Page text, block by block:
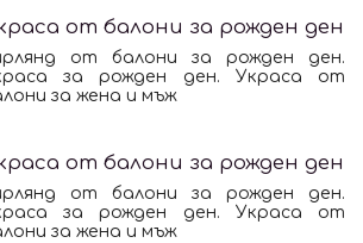
от балони за рожден ден
от балони за рожден ден.
за рожден ден. Украса от
за жена и мъж
от балони за рожден ден
от балони за рожден ден.
за рожден ден. Украса от
за жена и мъж